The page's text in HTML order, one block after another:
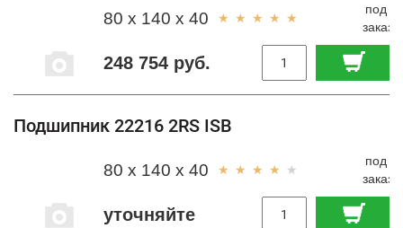
под
заказ
248 754 руб.
80 x 140 x 40
Подшипник 22216 2RS ISB
под
заказ
уточняйте
80 x 140 x 40